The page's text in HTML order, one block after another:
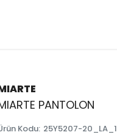
PANTOLON
Kodu: 25Y5207-20_LA_1